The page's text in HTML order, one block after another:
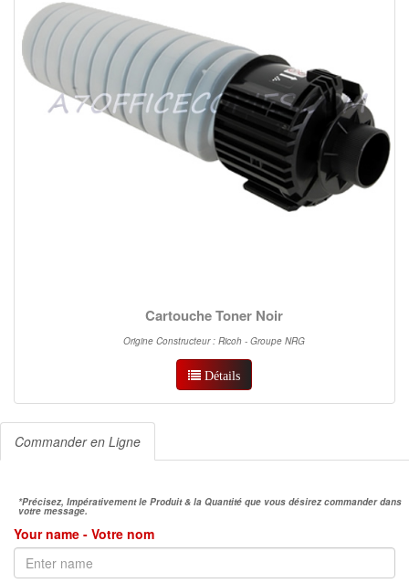
Cartouche Toner Noir
Origine Constructeur : Ricoh - Groupe NRG
Détails
Commander en Ligne
*Précisez, Impérativement le Produit & la Quantité que vous désirez commander dans
votre message.
Your name - Votre nom